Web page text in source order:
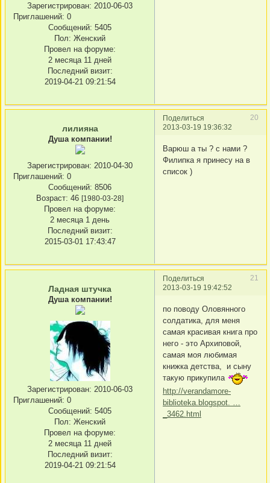
Зарегистрирован: 2010-06-03
Приглашений: 0
Сообщений: 5405
Пол: Женский
Провел на форуме:
2 месяца 11 дней
Последний визит:
2019-04-21 09:21:54
Поделиться
20
2013-03-19 19:36:32
лилияна
Душа компании!
Зарегистрирован: 2010-04-30
Приглашений: 0
Сообщений: 8506
Возраст: 46 [1980-03-28]
Провел на форуме:
2 месяца 1 день
Последний визит:
2015-03-01 17:43:47
Варюш а ты ? с нами ?
Филипка я принесу на в
список )
Поделиться
21
2013-03-19 19:42:52
Ладная штучка
Душа компании!
Зарегистрирован: 2010-06-03
Приглашений: 0
Сообщений: 5405
Пол: Женский
Провел на форуме:
2 месяца 11 дней
Последний визит:
2019-04-21 09:21:54
по поводу Оловянного
солдатика, для меня
самая красивая книга про
него - это Архиповой,
самая моя любимая
книжка детства, и сыну
такую прикупила
http://verandamore-
biblioteka.blogspot. …
_3462.html